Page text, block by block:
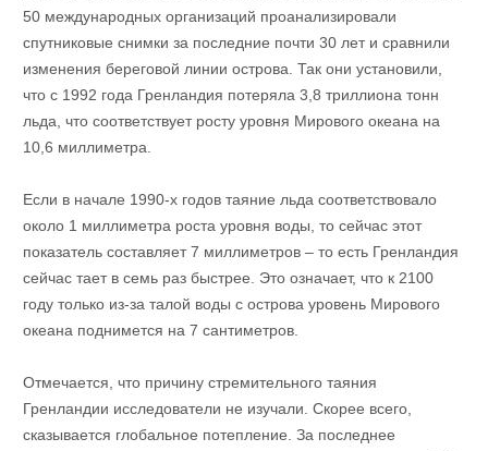
50 международных организаций проанализировали
спутниковые снимки за последние почти 30 лет и сравнили
изменения береговой линии острова. Так они установили,
что с 1992 года Гренландия потеряла 3,8 триллиона тонн
льда, что соответствует росту уровня Мирового океана на
10,6 миллиметра.
Если в начале 1990-х годов таяние льда соответствовало
около 1 миллиметра роста уровня воды, то сейчас этот
показатель составляет 7 миллиметров – то есть Гренландия
сейчас тает в семь раз быстрее. Это означает, что к 2100
году только из-за талой воды с острова уровень Мирового
океана поднимется на 7 сантиметров.
Отмечается, что причину стремительного таяния
Гренландии исследователи не изучали. Скорее всего,
сказывается глобальное потепление. За последнее